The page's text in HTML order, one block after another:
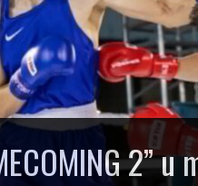
– Talijan” me